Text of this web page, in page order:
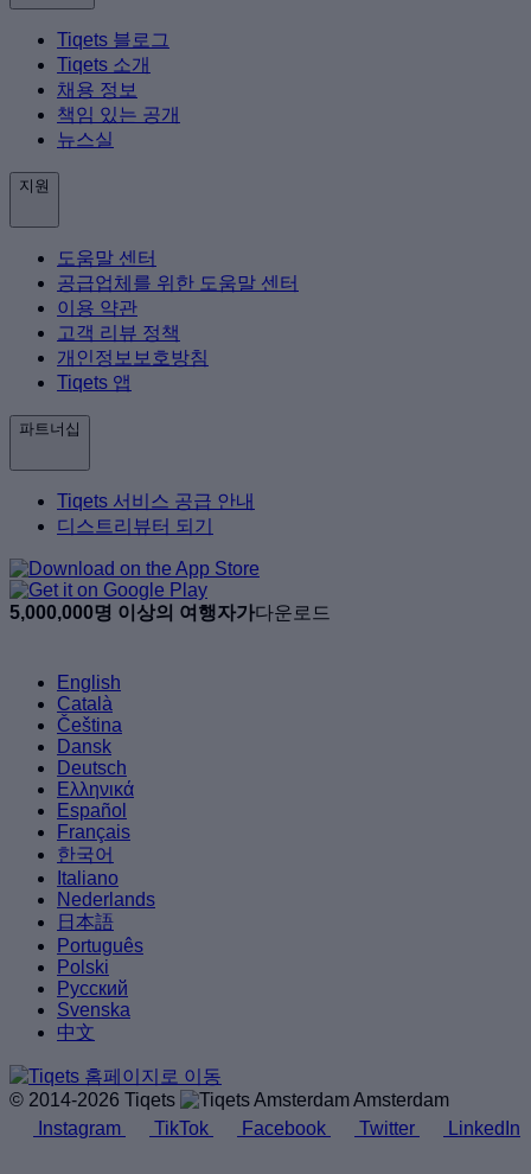
Tiqets 블로그
Tiqets 소개
채용 정보
책임 있는 공개
뉴스실
지원
도움말 센터
공급업체를 위한 도움말 센터
이용 약관
고객 리뷰 정책
개인정보보호방침
Tiqets 앱
파트너십
Tiqets 서비스 공급 안내
디스트리뷰터 되기
5,000,000명 이상의 여행자가다운로드
English
Català
Čeština
Dansk
Deutsch
Ελληνικά
Español
Français
한국어
Italiano
Nederlands
日本語
Português
Polski
Русский
Svenska
中文
© 2014-2026 Tiqets
Amsterdam
Instagram
TikTok Facebook Twitter LinkedIn